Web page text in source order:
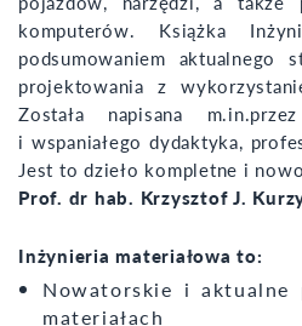
komputerów. Książka
podsumowaniem aktualnego
projektowania z
Została napisana
i wspaniałego dydaktyka,
Jest to dzieło kompletne i
Prof. dr hab. Krzysztof J.
Inżynieria materiałowa to:
Nowatorskie i aktualne
materiałach